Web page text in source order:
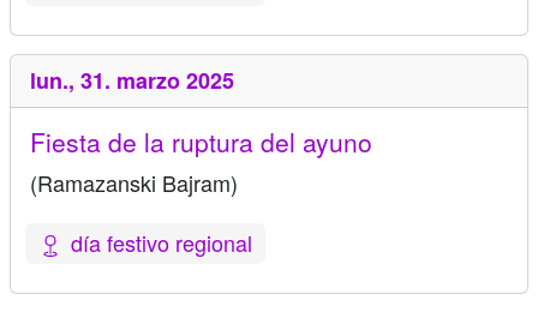
lun., 31. marzo 2025
Fiesta de la ruptura del ayuno
(Ramazanski Bajram)
día festivo regional